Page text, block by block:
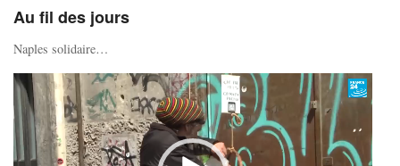
Au fil des jours
Naples solidaire…
Lecteur
vidéo